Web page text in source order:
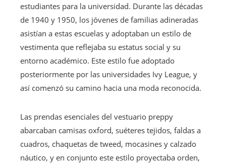
estudiantes para la universidad. Durante las décadas
de 1940 y 1950, los jóvenes de familias adineradas
asistían a estas escuelas y adoptaban un estilo de
vestimenta que reflejaba su estatus social y su
entorno académico. Este estilo fue adoptado
posteriormente por las universidades Ivy League, y
así comenzó su camino hacia una moda reconocida.
Las prendas esenciales del vestuario preppy
abarcaban camisas oxford, suéteres tejidos, faldas a
cuadros, chaquetas de tweed, mocasines y calzado
náutico, y en conjunto este estilo proyectaba orden,